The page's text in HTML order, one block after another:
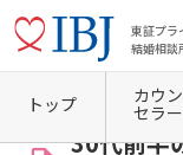
東証プラ
結婚相談
ホーム 香川県の結婚相談所
30代前半
トップ カウン
セラー